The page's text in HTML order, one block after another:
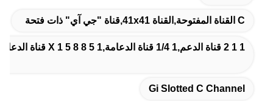
C القناة المفتوحة,القناة 41x41,قناة "جي آي" ذات فتحة
1 1 2 قناة الدعم,1 1/4 قناة الدعامة,1 5 8 X 1 5 8 قناة الدعامة
Gi Slotted C Channel